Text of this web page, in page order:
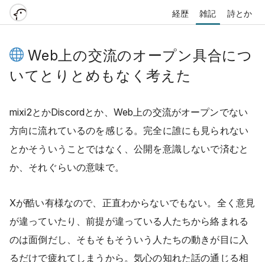
経歴 雑記 詩とか
Web上の交流のオープン具合につ
いてとりとめもなく考えた
mixi2とかDiscordとか、Web上の交流がオープンでない
方向に流れているのを感じる。完全に誰にも見られない
とかそういうことではなく、公開を意識しないで済むと
か、それぐらいの意味で。
Xが酷い有様なので、正直わからないでもない。全く意見
が違っていたり、前提が違っている人たちから絡まれる
のは面倒だし、そもそもそういう人たちの動きが目に入
るだけで疲れてしまうから。気心の知れた話の通じる相